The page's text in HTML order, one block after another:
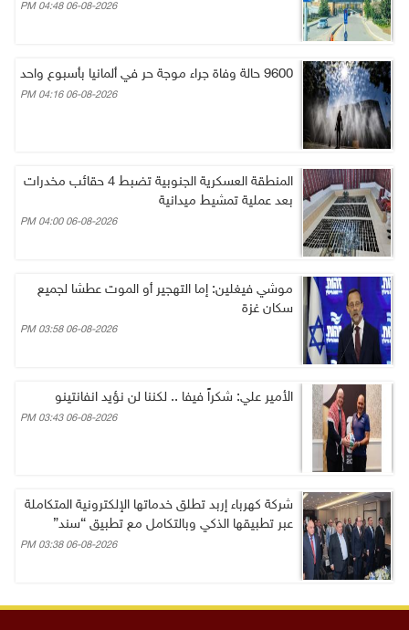
06-08-2026 04:48 PM
9600 حالة وفاة جراء موجة حر في ألمانيا بأسبوع واحد
06-08-2026 04:16 PM
المنطقة العسكرية الجنوبية تضبط 4 حقائب مخدرات
بعد عملية تمشيط ميدانية
06-08-2026 04:00 PM
موشي فيغلين: إما التهجير أو الموت عطشا لجميع
سكان غزة
06-08-2026 03:58 PM
الأمير علي: شكراً فيفا .. لكننا لن نؤيد انفانتينو
06-08-2026 03:43 PM
شركة كهرباء إربد تطلق خدماتها الإلكترونية المتكاملة
عبر تطبيقها الذكي وبالتكامل مع تطبيق “سند”
06-08-2026 03:38 PM